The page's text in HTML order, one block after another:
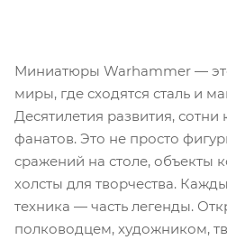
Миниатюры Warhammer —
миры, где сходятся сталь и
Десятилетия развития,
фанатов. Это не просто
сражений на столе, объекты
холсты для творчества.
техника — часть легенды.
полководцем, художником,